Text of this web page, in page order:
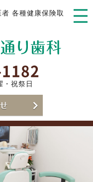
各種健康保険取
・祝祭日